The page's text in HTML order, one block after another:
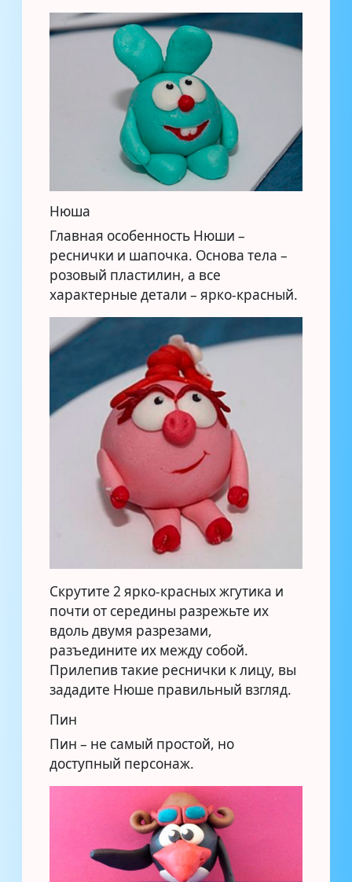
Нюша
Главная особенность Нюши –
реснички и шапочка. Основа тела –
розовый пластилин, а все
характерные детали – ярко-красный.
Скрутите 2 ярко-красных жгутика и
почти от середины разрежьте их
вдоль двумя разрезами,
разъедините их между собой.
Прилепив такие реснички к лицу, вы
зададите Нюше правильный взгляд.
Пин
Пин – не самый простой, но
доступный персонаж.